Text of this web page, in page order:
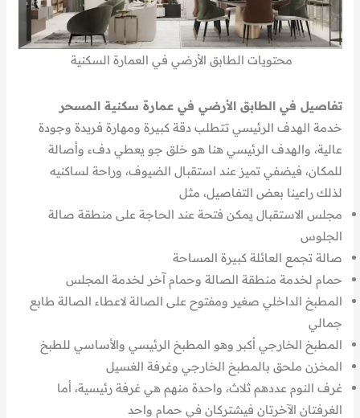
محتويات الطابق الأرضي في العمارة السكنية
تفاصيل في الطابق الأرضي في عمارة سكنية المسحر
خدمة الهدف الرئيسي تتطلب دقة كبيرة ومهارة فريدة وجودة
عالية، والهدف الرئيسي هنا هو خلق جو يعطي دفء وأصالة
للمكان، فيضفي تميز عند استقبال الضيوف، وراحة لساكنيه
لذلك راعينا بعض التفاصيل، مثل
مجلس الاستقبال يمكن فتحة عند الحاجة على منطقة صالة
الجلوس
صالة تجمع العائلة كبيرة المساحة
حمام لخدمة منطقة الصالة وحمام آخر لخدمة المجلس
المطبخ الداخلي صغير ومفتوح على الصالة لاعطاء الصالة طابع
جمالي
المطبخ الخارجي أكبر وهو المطبخ الرئيسي والأساسي للطبخ
المخزن ملحق بالمطبخ الخارجي وغرفة الغسيل
غرف النوم عددهم ثلاث، واحدة منهم هي غرفة رئيسية، أما
الغرفتان الآخرتان فيشتركان في حمام واحد